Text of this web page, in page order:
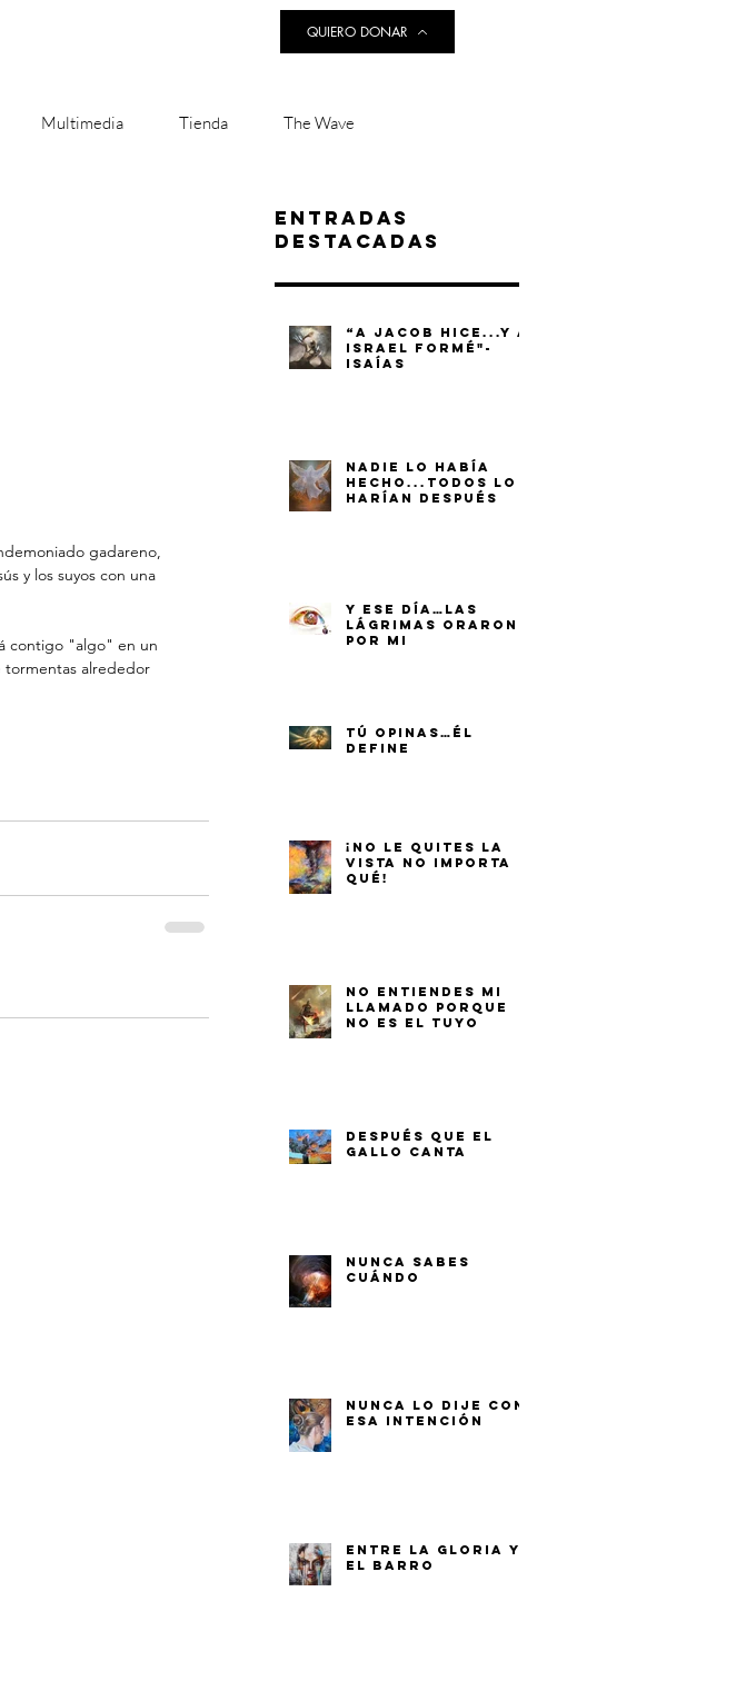
QUIERO DONAR
Multimedia Tienda The Wave
gadareno,
y los suyos con una
contigo "algo" en un
tormentas alrededor
Entradas
destacadas
“A JACOB HICE...Y A
ISRAEL FORMÉ"-
ISAÍAS
NADIE LO HABÍA
HECHO...TODOS LO
HARÍAN DESPUÉS
Y ESE DÍA…LAS
LÁGRIMAS ORARON
POR MI
TÚ OPINAS…ÉL
DEFINE
¡NO LE QUITES LA
VISTA NO IMPORTA
QUÉ!
NO ENTIENDES MI
LLAMADO PORQUE
NO ES EL TUYO
DESPUÉS QUE EL
GALLO CANTA
NUNCA SABES
CUÁNDO
NUNCA LO DIJE CON
ESA INTENCIÓN
ENTRE LA GLORIA Y
EL BARRO